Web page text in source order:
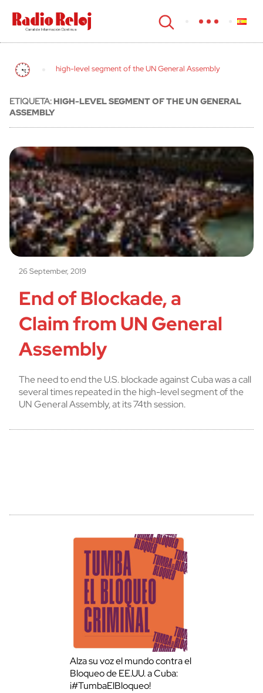
cerrar
high-level segment of the UN General Assembly
ETIQUETA:HIGH-LEVEL SEGMENT OF THE UN GENERAL
ASSEMBLY
26 September, 2019
End of Blockade, a
Claim from UN General
Assembly
The need to end the U.S. blockade against Cuba was a call
several times repeated in the high-level segment of the
UN General Assembly, at its 74th session.
Alza su voz el mundo contra el
Bloqueo de EE.UU. a Cuba:
¡#TumbaElBloqueo!